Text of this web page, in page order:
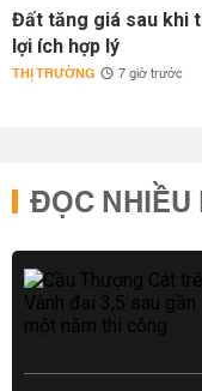
Đất tăng giá sau khi
lợi ích hợp lý
THỊ TRƯỜNG 7 giờ trước
ĐỌC NHIỀU